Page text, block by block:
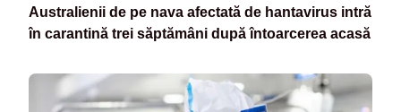
Australienii de pe nava afectată de hantavirus intră
în carantină trei săptămâni după întoarcerea acasă